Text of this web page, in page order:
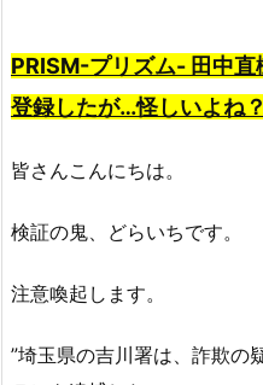
PRISM-プリズム- 田中直
登録したが…怪しいよね？
皆さんこんにちは。
検証の鬼、どらいちです。
注意喚起します。
”埼玉県の吉川署は、詐欺の